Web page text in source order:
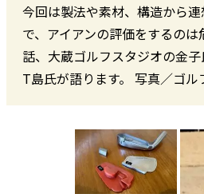
今回は製法や素材、構造から
で、アイアンの評価をするの
話、大蔵ゴルフスタジオの金
T島氏が語ります。 写真／ゴ